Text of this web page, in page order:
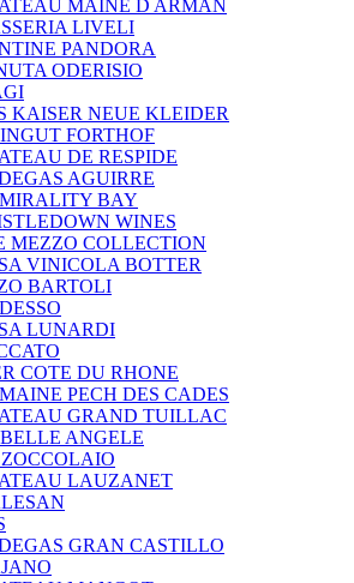
MAINE D ARMAN
LIVELI
PANDORA
ODERISIO
KAISER NEUE KLEIDER
FORTHOF
DE RESPIDE
AGUIRRE
BAY
WINES
MEZZO COLLECTION
VINICOLA BOTTER
BARTOLI
LUNARDI
COTE DU RHONE
PECH DES CADES
GRAND TUILLAC
ANGELE
LAUZANET
GRAN CASTILLO